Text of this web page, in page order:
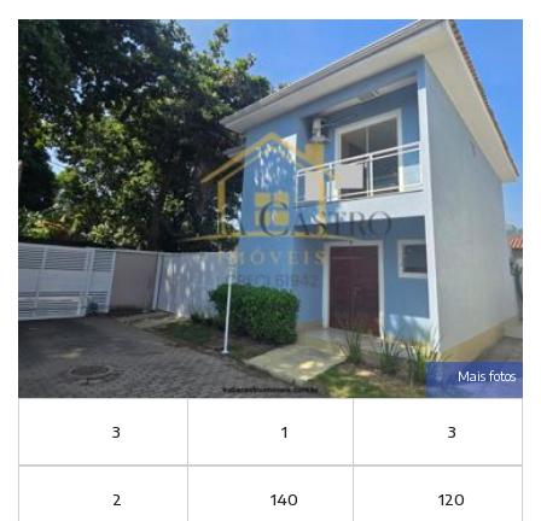
Mais fotos
3 1 3
2 140 120